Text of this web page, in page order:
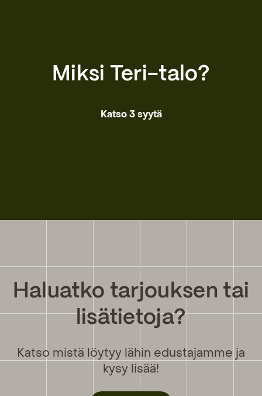
Miksi Teri-talo?
Katso 3 syytä
Haluatko tarjouksen tai
lisätietoja?
Katso mistä löytyy lähin edustajamme ja
kysy lisää!